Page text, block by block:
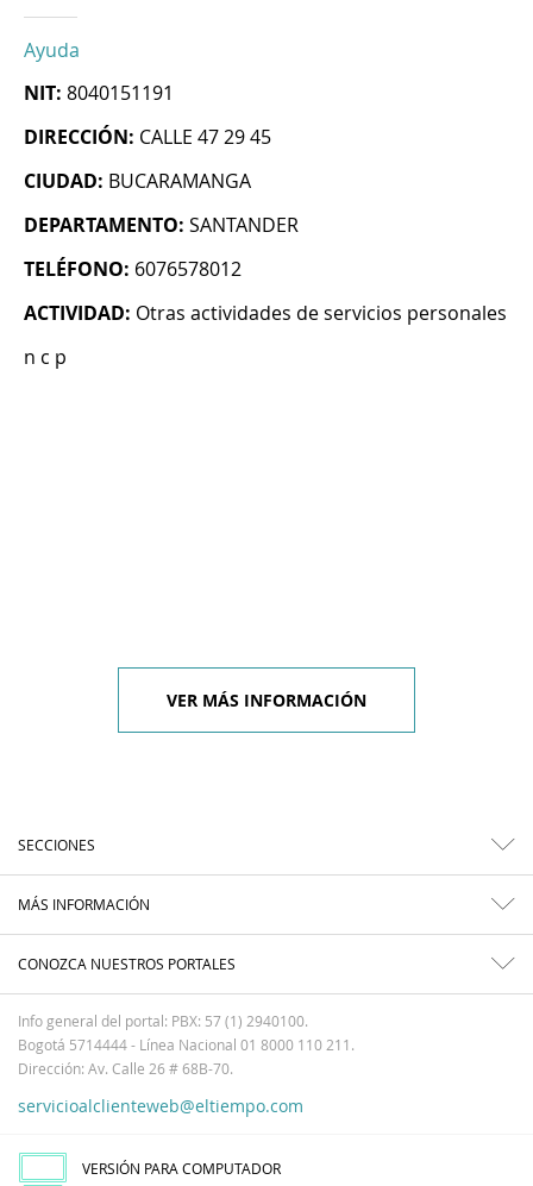
Ayuda
NIT: 8040151191
DIRECCIÓN: CALLE 47 29 45
CIUDAD: BUCARAMANGA
DEPARTAMENTO: SANTANDER
TELÉFONO: 6076578012
ACTIVIDAD: Otras actividades de servicios personales
n c p
VER MÁS INFORMACIÓN
SECCIONES
MÁS INFORMACIÓN
CONOZCA NUESTROS PORTALES
Info general del portal: PBX: 57 (1) 2940100.
Bogotá 5714444 - Línea Nacional 01 8000 110 211.
Dirección: Av. Calle 26 # 68B-70.
servicioalclienteweb@eltiempo.com
VERSIÓN PARA COMPUTADOR